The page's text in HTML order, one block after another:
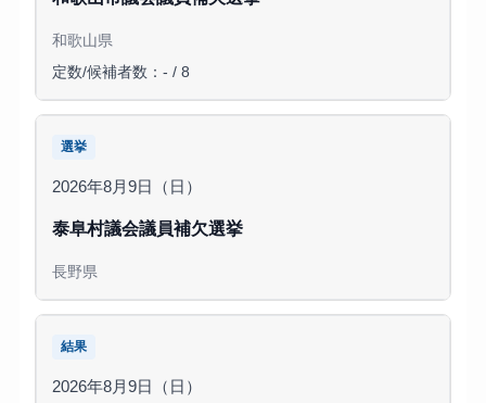
和歌山県
定数/候補者数：- / 8
選挙
2026年8月9日（日）
泰阜村議会議員補欠選挙
長野県
結果
2026年8月9日（日）